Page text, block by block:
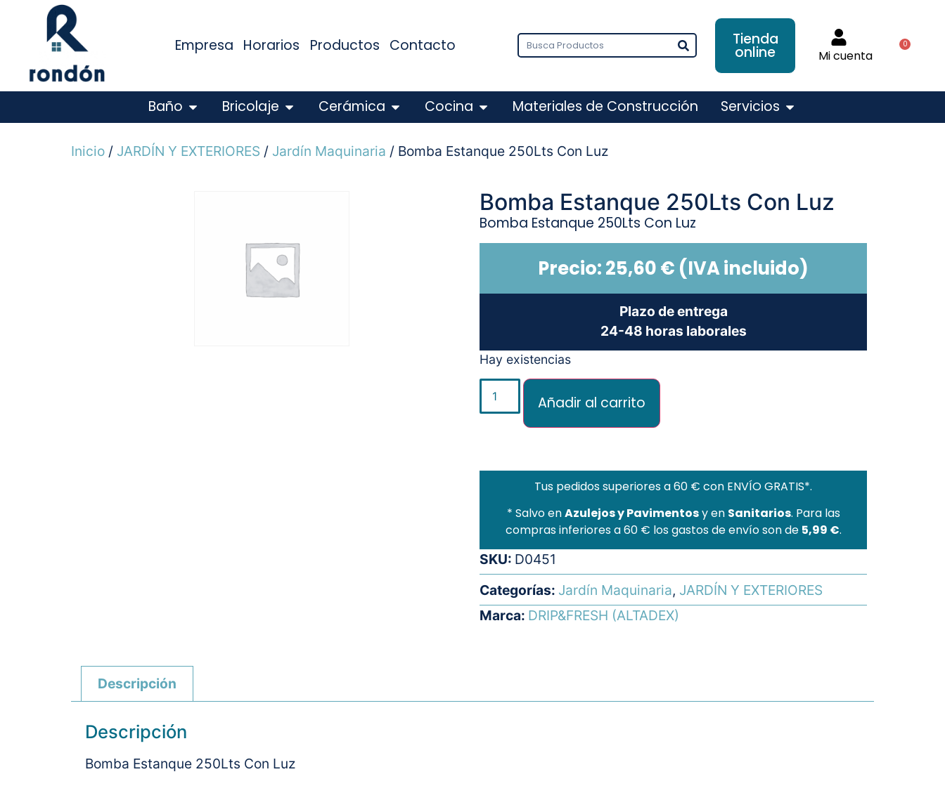
Empresa Horarios Productos Contacto Tienda
online Mi cuenta
0
Baño Bricolaje Cerámica Cocina Materiales de Construcción Servicios
Inicio/ JARDÍN Y EXTERIORES / Jardín Maquinaria / Bomba Estanque 250Lts Con Luz
Bomba Estanque 250Lts Con Luz
Bomba Estanque 250Lts Con Luz
Precio:25,60€ (IVA incluido)
Plazo de entrega
24-48 horas laborales
Hay existencias
Añadir al carrito
Tus pedidos superiores a 60 € con ENVÍO GRATIS*.
* Salvo enAzulejos y Pavimentosy en Sanitarios. Para las
compras inferiores a 60 € los gastos de envío son de 5,99 €.
SKU: D0451
Categorías: Jardín Maquinaria, JARDÍN Y EXTERIORES
Marca: DRIP&FRESH (ALTADEX)
Descripción
Descripción
Bomba Estanque 250Lts Con Luz